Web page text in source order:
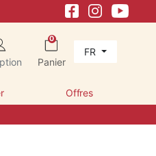
0
Panier
FR
Offres